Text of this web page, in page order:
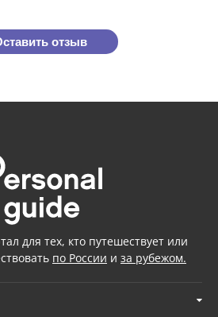
отзыв
для тех, кто путешествует или
по России и за рубежом.